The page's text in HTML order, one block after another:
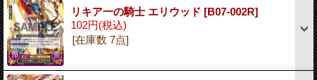
リキア一の騎士 エリウッド [B07-002R]
102円(税込)
[在庫数 7点]